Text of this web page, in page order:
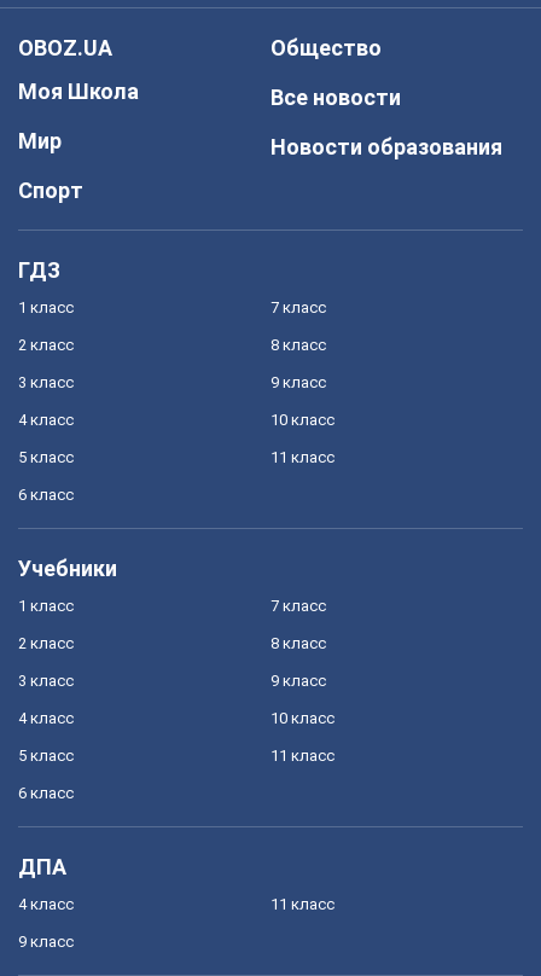
OBOZ.UA
Моя Школа
Мир
Спорт
Общество
Все новости
Новости образования
ГДЗ
1 класс
2 класс
3 класс
4 класс
5 класс
6 класс
7 класс
8 класс
9 класс
10 класс
11 класс
Учебники
1 класс
2 класс
3 класс
4 класс
5 класс
6 класс
7 класс
8 класс
9 класс
10 класс
11 класс
ДПА
4 класс
9 класс
11 класс